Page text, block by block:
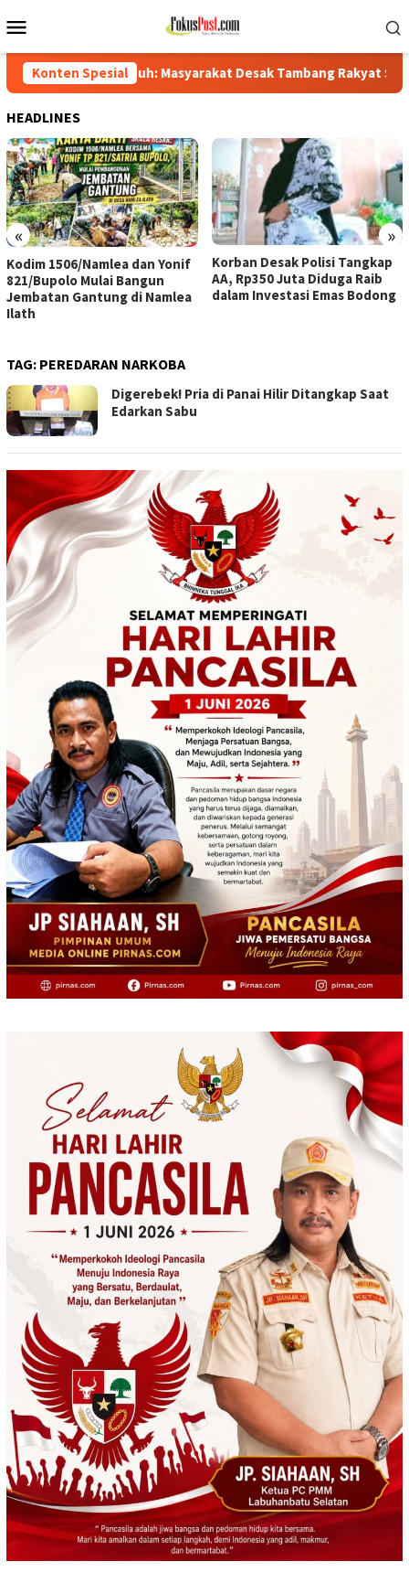
ke
Mobile
Konten Spesial
Masyarakat Desak Tambang Rakyat Segera Dilegalkan
HEADLINES
« »
Kodim 1506/Namlea dan Yonif
821/Bupolo Mulai Bangun
Jembatan Gantung di Namlea
Ilath
Korban Desak Polisi Tangkap
AA, Rp350 Juta Diduga Raib
dalam Investasi Emas Bodong
TAG: PEREDARAN NARKOBA
Digerebek! Pria di Panai Hilir Ditangkap Saat
Edarkan Sabu